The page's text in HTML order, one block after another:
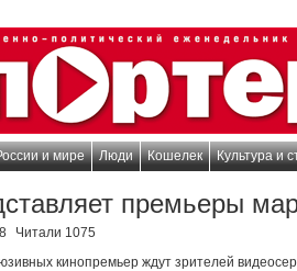
и мире Люди Кошелек Культура и
премьеры
Читали 1075
кинопремьер ждут зрителей